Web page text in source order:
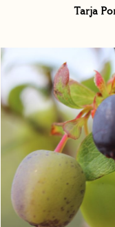
Tarja